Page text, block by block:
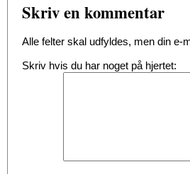
Skriv en kommentar
Alle felter skal udfyldes, men din e-
Skriv hvis du har noget på hjertet: